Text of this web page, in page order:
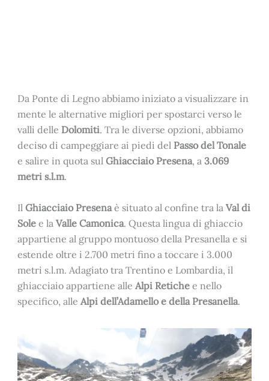
Da Ponte di Legno abbiamo iniziato a visualizzare in
mente le alternative migliori per spostarci verso le
valli delle Dolomiti. Tra le diverse opzioni, abbiamo
deciso di campeggiare ai piedi del Passo del Tonale
e salire in quota sul Ghiacciaio Presena, a 3.069
metri s.l.m.
Il Ghiacciaio Presenaè situato al confine tra la Val di
Solee la Valle Camonica. Questa lingua di ghiaccio
appartiene al gruppo montuoso della Presanella e si
estende oltre i 2.700 metri fino a toccare i 3.000
metri s.l.m. Adagiato tra Trentino e Lombardia, il
ghiacciaio appartiene alle Alpi Retichee nello
specifico, alle Alpi dell’Adamello e della Presanella.